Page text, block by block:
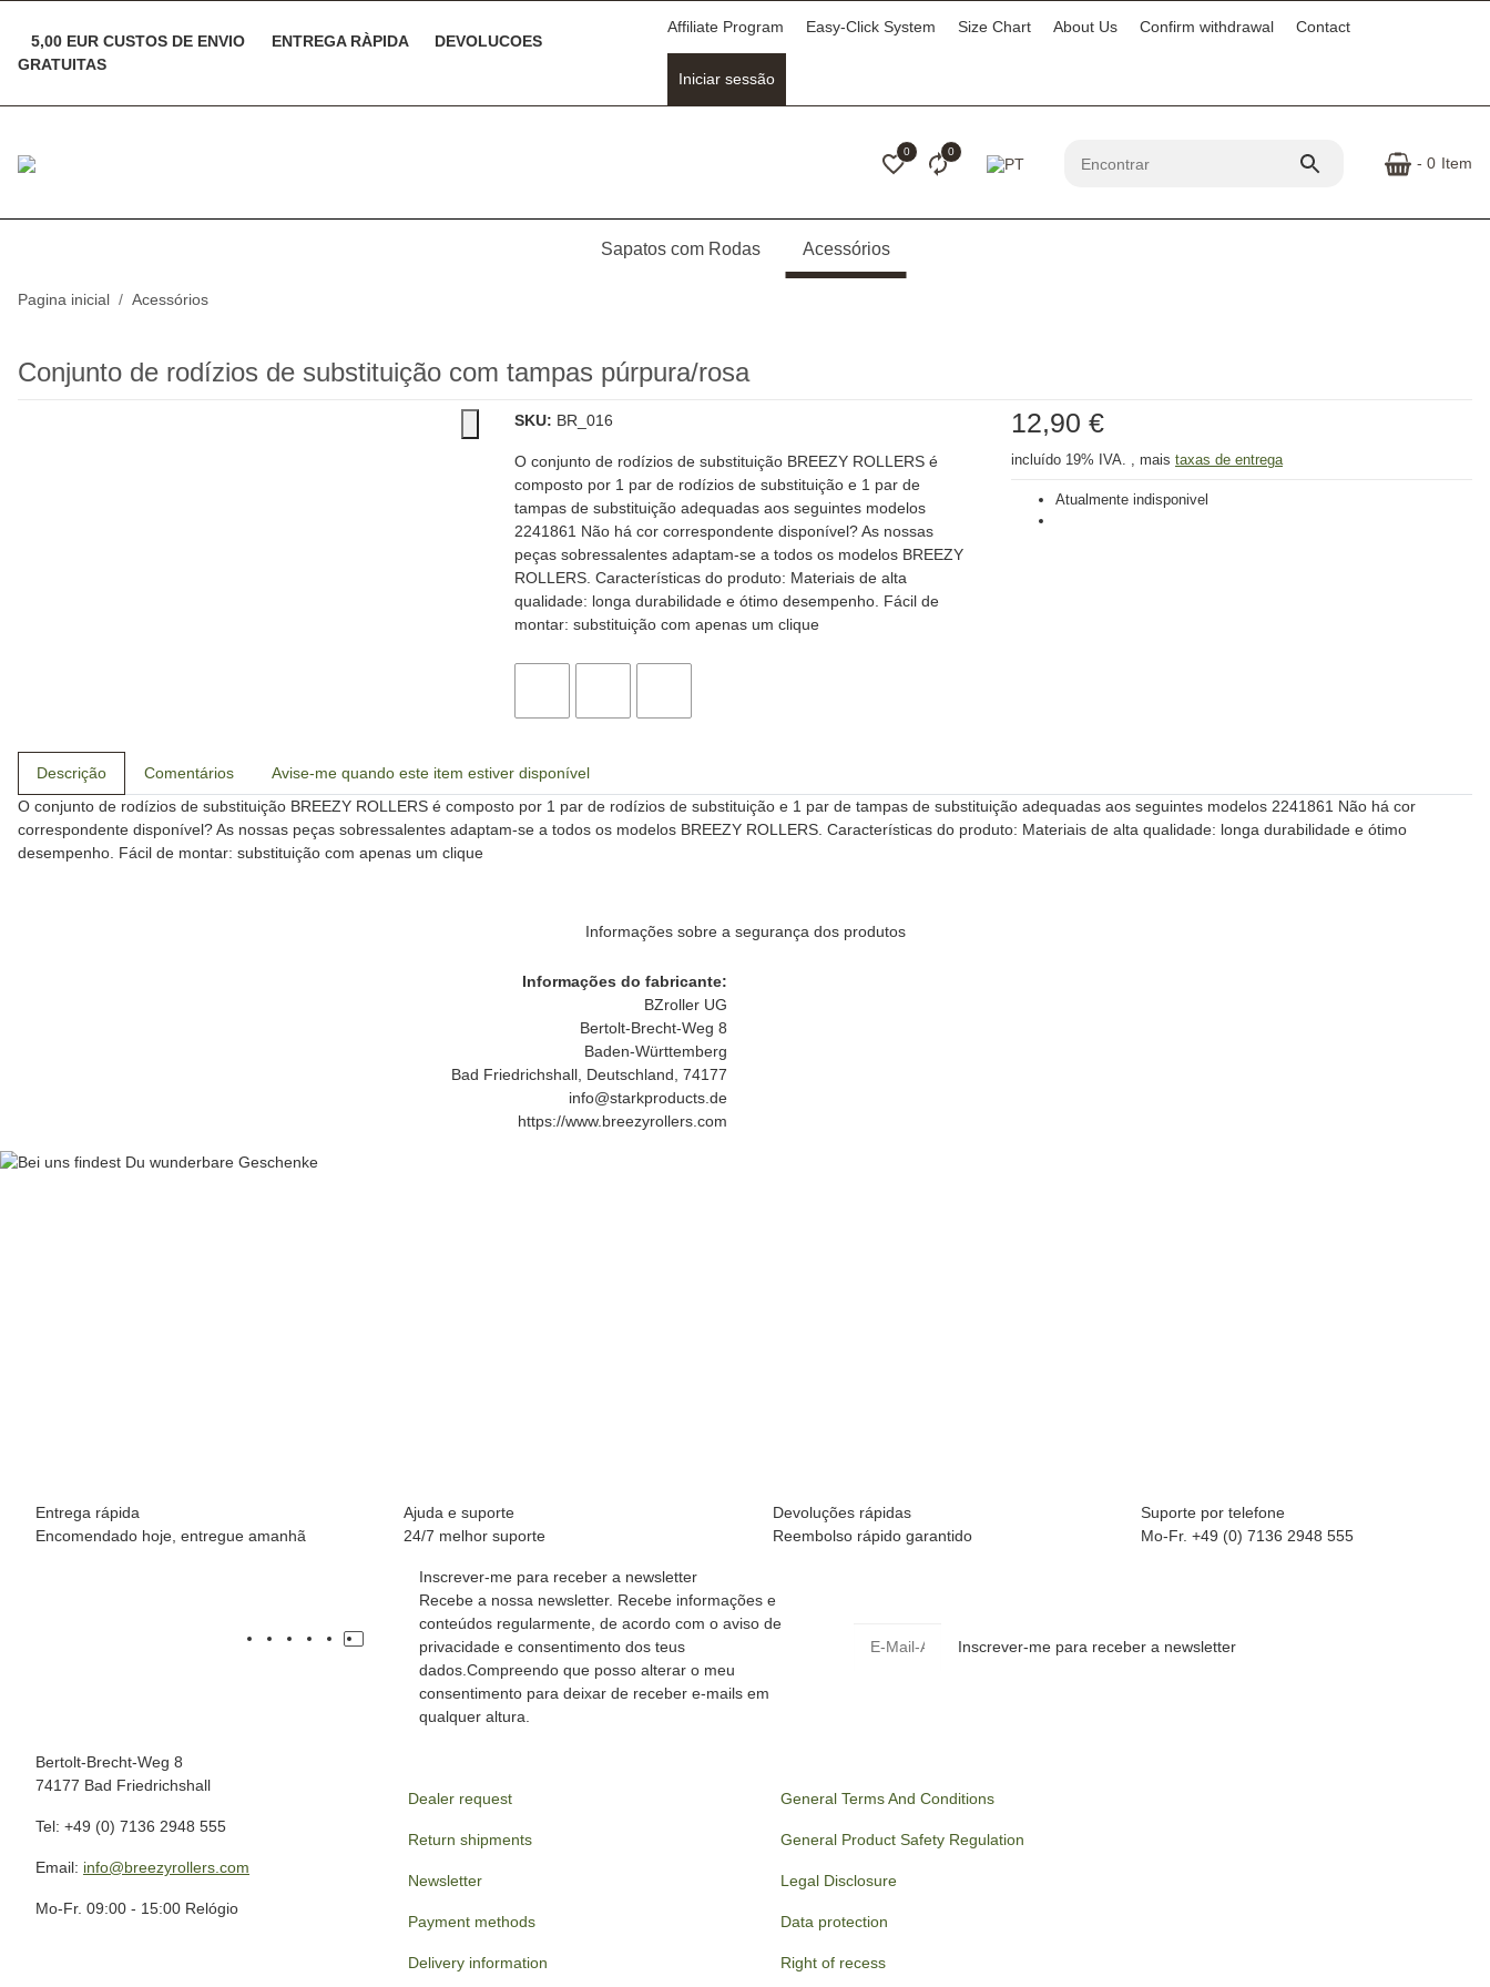
5,00 EUR CUSTOS DE ENVIO ENTREGA RÀPIDA
DEVOLUCOES
GRATUITAS
Affiliate Program Easy-Click System Size Chart About Us Confirm withdrawal Contact
Iniciar sessão
0 0
- 0 Item
Sapatos com Rodas Acessórios
Pagina inicial Acessórios
Conjunto de rodízios de substituição com tampas púrpura/rosa
SKU: BR_016
O conjunto de rodízios de substituição BREEZY ROLLERS é
composto por 1 par de rodízios de substituição e 1 par de
tampas de substituição adequadas aos seguintes modelos
2241861 Não há cor correspondente disponível? As nossas
peças sobressalentes adaptam-se a todos os modelos BREEZY
ROLLERS. Características do produto: Materiais de alta
qualidade: longa durabilidade e ótimo desempenho. Fácil de
montar: substituição com apenas um clique
Atualmente indisponivel
12,90 €
incluído 19% IVA. , mais taxas de entrega
Descrição Comentários
Avise-me quando este item estiver disponível
O conjunto de rodízios de substituição BREEZY ROLLERS é composto por 1 par de rodízios de substituição e 1 par de tampas de substituição adequadas aos seguintes modelos 2241861 Não há cor
correspondente disponível? As nossas peças sobressalentes adaptam-se a todos os modelos BREEZY ROLLERS. Características do produto: Materiais de alta qualidade: longa durabilidade e ótimo
desempenho. Fácil de montar: substituição com apenas um clique
Informações sobre a segurança dos produtos
Informações do fabricante:
BZroller UG
Bertolt-Brecht-Weg 8
Baden-Württemberg
Bad Friedrichshall, Deutschland, 74177
info@starkproducts.de
https://www.breezyrollers.com
Entrega rápida
Encomendado hoje, entregue amanhã
Ajuda e suporte
24/7 melhor suporte
Devoluções rápidas
Reembolso rápido garantido
Suporte por telefone
Mo-Fr. +49 (0) 7136 2948 555
Inscrever-me para receber a newsletter
Recebe a nossa newsletter. Recebe informações e
conteúdos regularmente, de acordo com o aviso de
privacidade e consentimento dos teus
dados.Compreendo que posso alterar o meu
consentimento para deixar de receber e-mails em
qualquer altura.
Inscrever-me para receber a newsletter
Bertolt-Brecht-Weg 8
74177 Bad Friedrichshall
Tel: +49 (0) 7136 2948 555
Email: info@breezyrollers.com
Mo-Fr. 09:00 - 15:00 Relógio
Dealer request
Return shipments
Newsletter
Payment methods
Delivery information
General Terms And Conditions
General Product Safety Regulation
Legal Disclosure
Data protection
Right of recess